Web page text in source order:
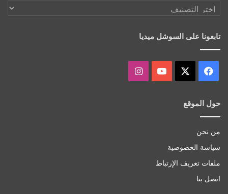
اكتشف
تابعونا على السوشل ميديا
فيسبوك ‫YouTubeانستقرام
حول الموقع
من نحن
سياسة الخصوصية
ملفات تعريف الإرتباط
اتصل بنا